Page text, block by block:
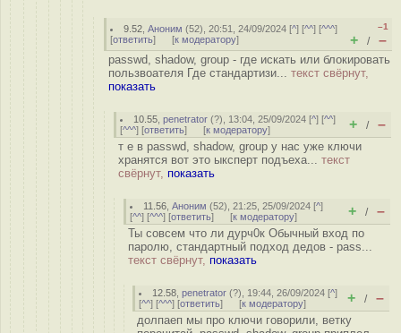
9.52 ,Аноним (52), 20:51, 24/09/2024 [^] [^^] [^^^]
[ответить] [к модератору]
–1
+ / –
passwd, shadow, group - где искать или блокировать
пользвоателя Где стандартизи... текст свёрнут,
показать
10.55 ,penetrator (?), 13:04, 25/09/2024 [^] [^^]
[^^^] [ответить] [к модератору] + / –
т е в passwd, shadow, group у нас уже ключи
хранятся вот это ыксперт подъеха... текст
свёрнут, показать
11.56 ,Аноним (52), 21:25, 25/09/2024 [^]
[^^] [^^^] [ответить] [к модератору] + / –
Ты совсем что ли дурч0к Обычный вход по
паролю, стандартный подход дедов - pass...
текст свёрнут, показать
12.58 ,penetrator (?), 19:44, 26/09/2024 [^]
[^^] [^^^] [ответить] [к модератору] + / –
долпаеп мы про ключи говорили, ветку